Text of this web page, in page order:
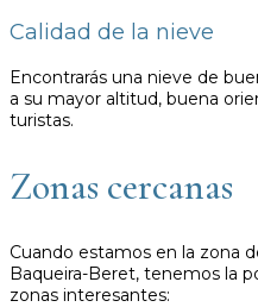
Calidad de la nieve
Encontrarás una nieve de
a su mayor altitud, buena
turistas.
Zonas cercanas
Cuando estamos en la zona
Baqueira-Beret, tenemos la
zonas interesantes: